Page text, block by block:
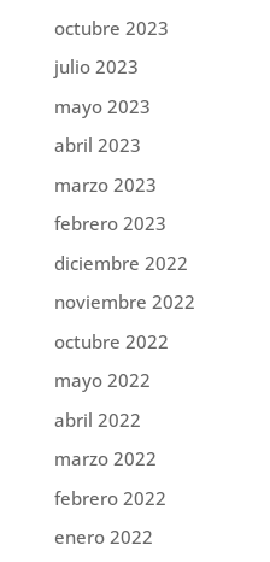
octubre 2023
julio 2023
mayo 2023
abril 2023
marzo 2023
febrero 2023
diciembre 2022
noviembre 2022
octubre 2022
mayo 2022
abril 2022
marzo 2022
febrero 2022
enero 2022